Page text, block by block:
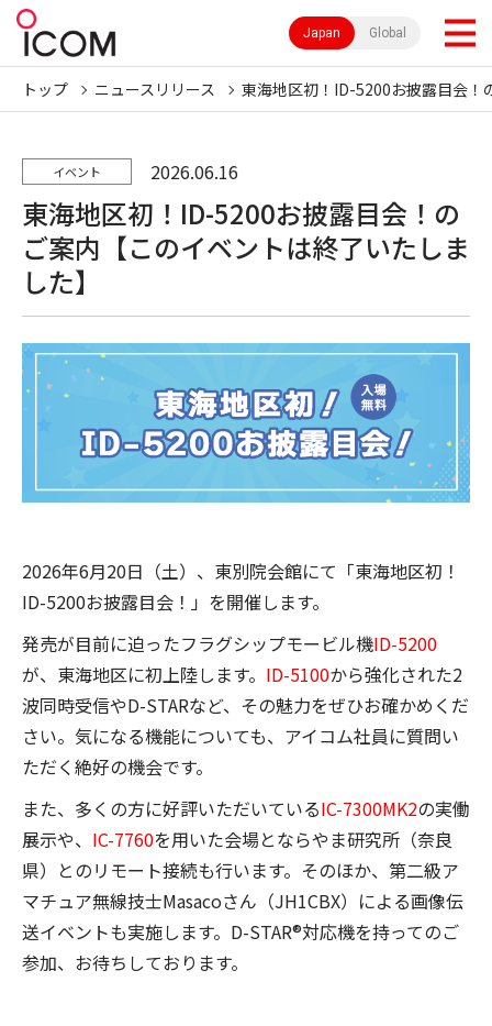
Japan Global
トップ ニュースリリース 東海地区初！ID-5200お披露目会！
イベント 2026.06.16
東海地区初！ID-5200お披露目会！の
ご案内【このイベントは終了いたしま
した】
2026年6月20日（土）、東別院会館にて「東海地区初！
ID-5200お披露目会！」を開催します。
発売が目前に迫ったフラグシップモービル機ID-5200
が、東海地区に初上陸します。 ID-5100から強化された2
波同時受信やD-STARなど、その魅力をぜひお確かめくだ
さい。気になる機能についても、アイコム社員に質問い
ただく絶好の機会です。
また、多くの方に好評いただいているIC-7300MK2の実働
展示や、 IC-7760を用いた会場とならやま研究所（奈良
県）とのリモート接続も行います。そのほか、第二級ア
マチュア無線技士Masacoさん（JH1CBX）による画像伝
送イベントも実施します。D-STAR®対応機を持ってのご
参加、お待ちしております。